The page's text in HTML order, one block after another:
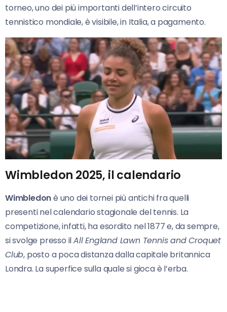
torneo, uno dei più importanti dell’intero circuito
tennistico mondiale, è visibile, in Italia, a pagamento.
Wimbledon 2025, il calendario
Wimbledonè uno dei tornei più antichi fra quelli
presenti nel calendario stagionale del tennis. La
competizione, infatti, ha esordito nel 1877 e, da sempre,
si svolge presso ilAll England Lawn Tennis and Croquet
Club, posto a poca distanza dalla capitale britannica
Londra. La superfice sulla quale si gioca è l’erba.